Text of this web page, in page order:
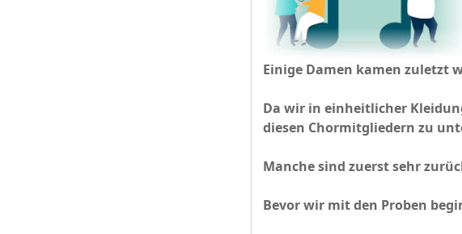
Einige Damen kamen zuletzt
Da wir in einheitlicher
diesen Chormitgliedern zu
Manche sind zuerst sehr
Bevor wir mit den Proben